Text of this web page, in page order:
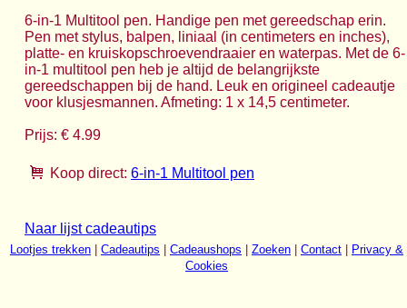
6-in-1 Multitool pen. Handige pen met gereedschap erin.
Pen met stylus, balpen, liniaal (in centimeters en inches),
platte- en kruiskopschroevendraaier en waterpas. Met de 6-
in-1 multitool pen heb je altijd de belangrijkste
gereedschappen bij de hand. Leuk en origineel cadeautje
voor klusjesmannen. Afmeting: 1 x 14,5 centimeter.
Prijs: € 4.99
Koop direct: 6-in-1 Multitool pen
Naar lijst cadeautips
Lootjes trekken Cadeautips Cadeaushops Zoeken Contact
Privacy &
Cookies